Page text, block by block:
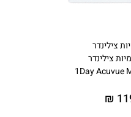
צילינדר
צילינדר
1Day Acuvue